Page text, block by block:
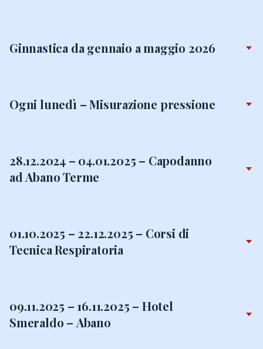
Ginnastica da gennaio a maggio 2026
Ogni lunedì – Misurazione pressione
28.12.2024 – 04.01.2025 – Capodanno
ad Abano Terme
01.10.2025 – 22.12.2025 – Corsi di
Tecnica Respiratoria
09.11.2025 – 16.11.2025 – Hotel
Smeraldo – Abano